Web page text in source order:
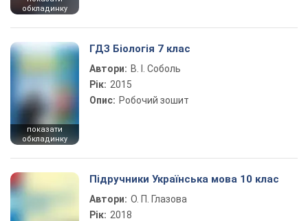
обкладинку
показати
обкладинку
ГДЗ Біологія 7 клас
Автори: В. І. Соболь
Рік: 2015
Опис: Робочий зошит
Підручники Українська мова 10 клас
Автори: О. П. Глазова
Рік: 2018